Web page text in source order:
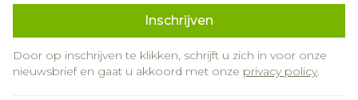
Inschrijven
Door op inschrijven te klikken, schrijft u zich in voor onze
nieuwsbrief en gaat u akkoord met onze privacy policy.